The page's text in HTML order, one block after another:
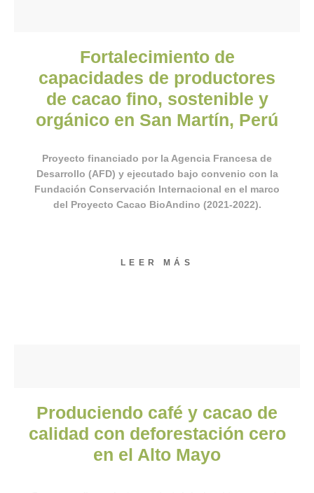
Fortalecimiento de
capacidades de productores
de cacao fino, sostenible y
orgánico en San Martín, Perú
Proyecto financiado por la Agencia Francesa de
Desarrollo (AFD) y ejecutado bajo convenio con la
Fundación Conservación Internacional en el marco
del Proyecto Cacao BioAndino (2021-2022).
LEER MÁS
Produciendo café y cacao de
calidad con deforestación cero
en el Alto Mayo